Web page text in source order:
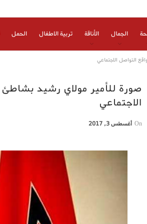
الجمال الأناقة تربية الاطفال الحمل
التواصل الاجتماعي
صورة للأمير مولاي رشيد
الاجتماعي
On أغسطس 3, 2017